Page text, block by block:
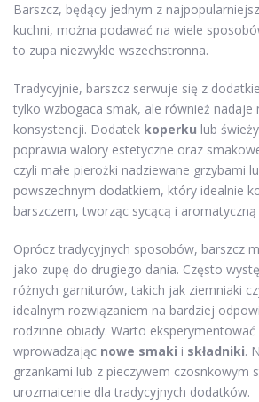
Barszcz, będący jednym z
kuchni, można podawać na wiele
to zupa niezwykle wszechstronna.
Tradycyjnie, barszcz serwuje się z
tylko wzbogaca smak, ale również nadaje
konsystencji. Dodatek koperku lub
poprawia walory estetyczne oraz
czyli małe pierożki nadziewane grzybami
powszechnym dodatkiem, który idealnie
barszczem, tworząc sycącą i aromatyczną
Oprócz tradycyjnych sposobów, barszcz
jako zupę do drugiego dania. Często
różnych garniturów, takich jak ziemniaki
idealnym rozwiązaniem na bardziej
rodzinne obiady. Warto
wprowadzając nowe smaki i składniki.
grzankami lub z pieczywem czosnkowym
urozmaicenie dla tradycyjnych dodatków.